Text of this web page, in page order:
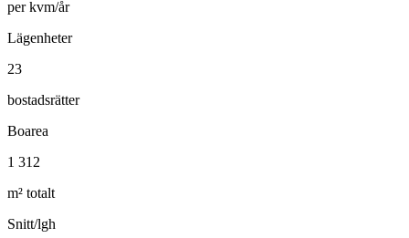
per kvm/år
Lägenheter
23
bostadsrätter
Boarea
1 312
m² totalt
Snitt/lgh